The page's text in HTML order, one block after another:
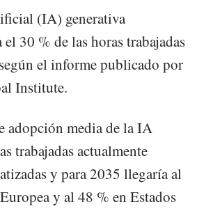
(IA) generativa
30 % de las horas trabajadas
el informe publicado por
Institute.
adopción media de la IA
trabajadas actualmente
y para 2035 llegaría al
y al 48 % en Estados